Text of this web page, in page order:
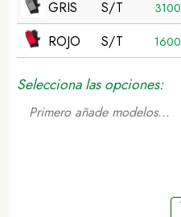
GRIS
S/T 3100
ROJO
S/T 1600
Selecciona las opciones:
Primero añade modelos...